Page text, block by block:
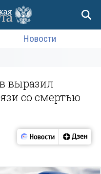
Новости
выразил
со смертью